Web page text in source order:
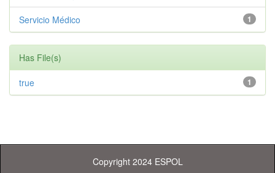
1
Servicio Médico
Has File(s)
1
true
Copyright 2024 ESPOL